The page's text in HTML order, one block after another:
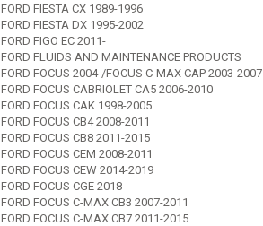
FORD FIESTA CX 1989-1996
FORD FIESTA DX 1995-2002
FORD FIGO EC 2011-
FORD FLUIDS AND MAINTENANCE PRODUCTS
FORD FOCUS 2004-/FOCUS C-MAX CAP 2003-2007
FORD FOCUS CABRIOLET CA5 2006-2010
FORD FOCUS CAK 1998-2005
FORD FOCUS CB4 2008-2011
FORD FOCUS CB8 2011-2015
FORD FOCUS CEM 2008-2011
FORD FOCUS CEW 2014-2019
FORD FOCUS CGE 2018-
FORD FOCUS C-MAX CB3 2007-2011
FORD FOCUS C-MAX CB7 2011-2015